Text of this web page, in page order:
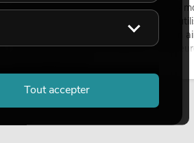
Les lyres outdoor sont des projecteurs
une utilisation en extérieur. Elles sont
de fêtes urbaines, de concerts en plein
architecturales et d’installations
Tout accepter